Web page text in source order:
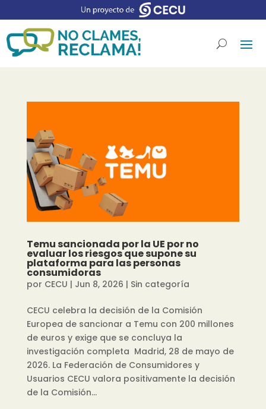
Temu sancionada por la UE por no
evaluar los riesgos que supone su
plataforma para las personas
consumidoras
por CECU | Jun 8, 2026 | Sin categoría
CECU celebra la decisión de la Comisión
Europea de sancionar a Temu con 200 millones
de euros y exige que se concluya la
investigación completa Madrid, 28 de mayo de
2026. La Federación de Consumidores y
Usuarios CECU valora positivamente la decisión
de la Comisión...